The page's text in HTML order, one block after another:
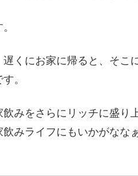
くにお家に帰ると、そこ
。
みをさらにリッチに盛り
みライフにもいかがなな